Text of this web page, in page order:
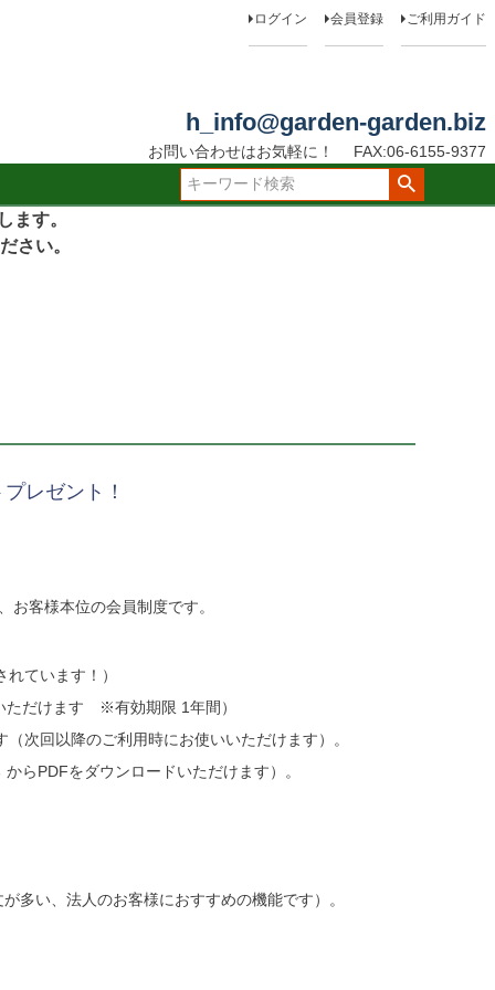
ログイン 会員登録 ご利用ガイド
h_info@garden-garden.biz
お問い合わせはお気軽に！ FAX:06-6155-9377
ます。
さい。
レゼント！
客様本位の会員制度です。
ています！）
ただけます ※有効期限 1年間）
（次回以降のご利用時にお使いいただけます）。
らPDFをダウンロードいただけます）。
多い、法人のお客様におすすめの機能です）。